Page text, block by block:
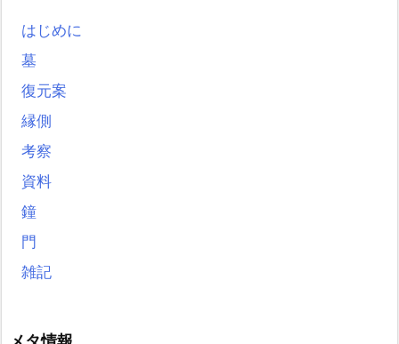
はじめに
墓
復元案
縁側
考察
資料
鐘
門
雑記